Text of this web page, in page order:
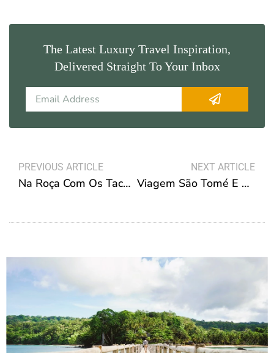
The Latest Luxury Travel Inspiration,
Delivered Straight To Your Inbox
Submit
Prev
PREVIOUS ARTICLE
Na Roça Com Os Tachos, Experiência Gastronómica Em São Tomé E Príncipe
NEXT ARTICLE
Viagem São Tomé E Príncipe Melhor Altura